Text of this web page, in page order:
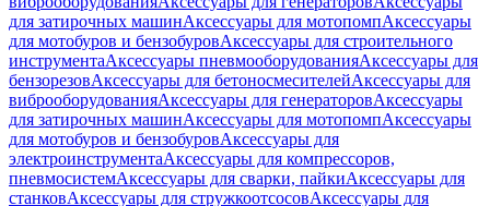
для затирочных машинАксессуары для мотопомпАксессуары
для мотобуров и бензобуровАксессуары для строительного
инструментаАксессуары пневмооборудованияАксессуары для
бензорезовАксессуары для бетоносмесителейАксессуары для
виброоборудованияАксессуары для генераторовАксессуары
для затирочных машинАксессуары для мотопомпАксессуары
для мотобуров и бензобуровАксессуары для
электроинструментаАксессуары для компрессоров,
пневмосистемАксессуары для сварки, пайкиАксессуары для
станковАксессуары для стружкоотсосовАксессуары для